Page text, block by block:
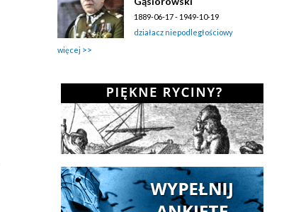
1889-06-17 - 1949-10-19
działacz niepodległościowy
więcej